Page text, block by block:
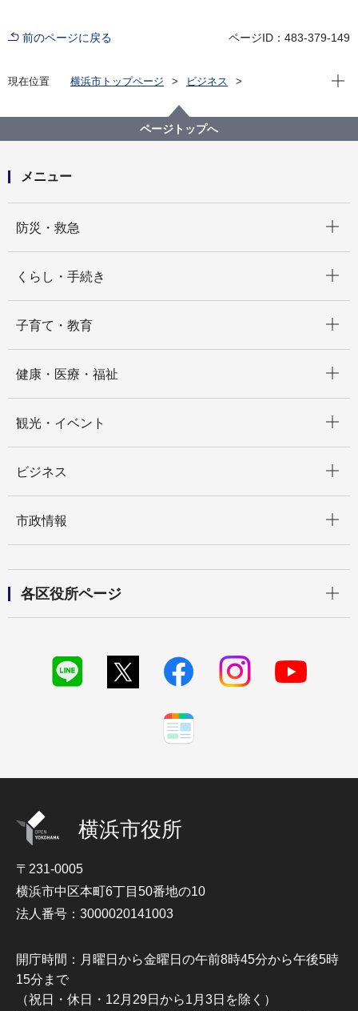
前のページに戻る ページID：483-379-149
現在位置 横浜市トップページ
ビジネス
カーボンニュートラル設備投資助成事業
現在
ページトップへ
メニュー
防災・救急
くらし・手続き
子育て・教育
健康・医療・福祉
観光・イベント
ビジネス
市政情報
各区役所ページ
横浜市役所
〒231-0005
横浜市中区本町6丁目50番地の10
法人番号：3000020141003
開庁時間：月曜日から金曜日の午前8時45分から午後5時
15分まで
（祝日・休日・12月29日から1月3日を除く）